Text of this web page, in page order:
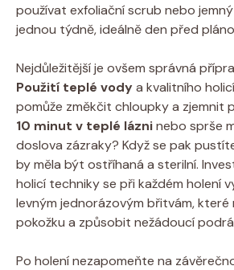
používat exfoliační scrub nebo
jednou týdně, ideálně den před
Nejdůležitější je ovšem správná
Použití teplé vodya kvalitního
pomůže změkčit chloupky a zjemnit
10 minut v teplé lázninebo sprše
doslova zázraky? Když se pak
by měla být ostříhaná a sterilní.
holicí techniky se při každém holení
levným jednorázovým břitvám, které
pokožku a způsobit nežádoucí
Po holení nezapomeňte na